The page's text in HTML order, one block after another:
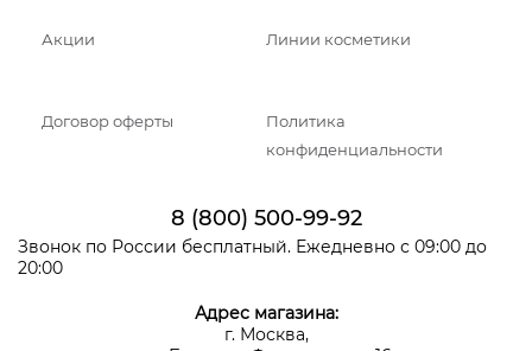
Акции Линии косметики
Договор оферты
Политика
конфиденциальности
8 (800) 500-99-92
Звонок по России бесплатный. Ежедневно с 09:00 до
20:00
Адрес магазина:
г. Москва,